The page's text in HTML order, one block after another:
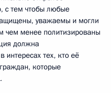
с тем чтобы любые
уважаемы и могли
чем менее политизированы
должна
интересах тех, кто её
которые